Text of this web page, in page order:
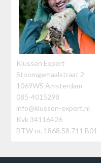
Klussen Expert
Stoomgemaalstraat 2
1069WS Amsterdam
085-4015298
info@klussen-expert.nl
Kvk 34116426
BTW nr. 1868.58.711 B01